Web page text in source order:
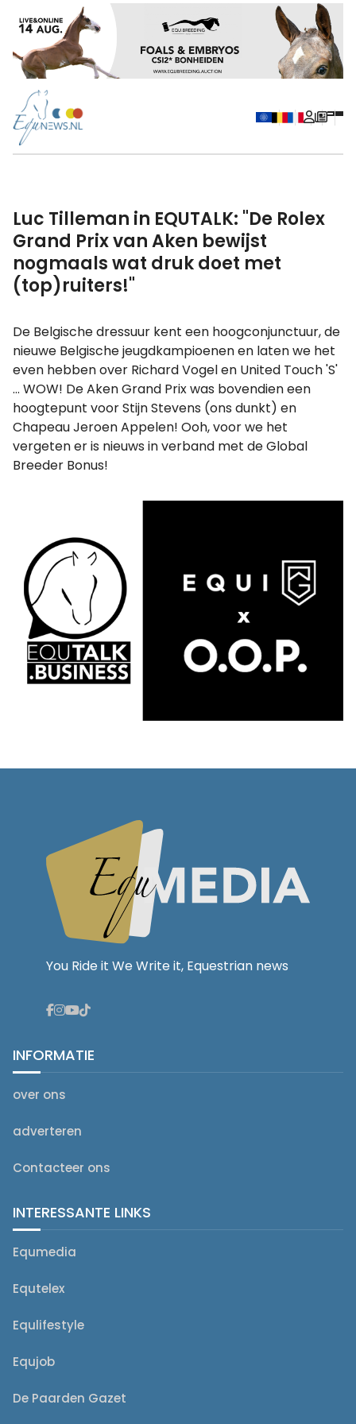
Luc Tilleman in EQUTALK: "De Rolex
Grand Prix van Aken bewijst
nogmaals wat druk doet met
(top)ruiters!"
De Belgische dressuur kent een hoogconjunctuur, de
nieuwe Belgische jeugdkampioenen en laten we het
even hebben over Richard Vogel en United Touch 'S'
... WOW! De Aken Grand Prix was bovendien een
hoogtepunt voor Stijn Stevens (ons dunkt) en
Chapeau Jeroen Appelen! Ooh, voor we het
vergeten er is nieuws in verband met de Global
Breeder Bonus!
You Ride it We Write it, Equestrian news
INFORMATIE
over ons
adverteren
Contacteer ons
INTERESSANTE LINKS
Equmedia
Equtelex
Equlifestyle
Equjob
De Paarden Gazet